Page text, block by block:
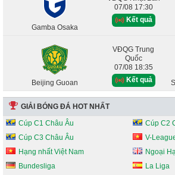
Gamba Osaka
07/08 17:30
Kết quả
Beijing Guoan
VĐQG Trung
Quốc
07/08 18:35
Kết quả
GIẢI BÓNG ĐÁ HOT NHẤT
Cúp C1 Châu Âu
Cúp C2
Cúp C3 Châu Âu
V-
Hạng nhất Việt Nam
Ngoại
Bundesliga
La Liga